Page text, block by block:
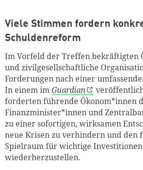
Viele Stimmen fordern
Schuldenreform
Im Vorfeld der Treffen bekräftigten
und zivilgesellschaftliche
Forderungen nach einer
In einem imGuardian
forderten führende Ökonom*innen
Finanzminister*innen und
zu einer sofortigen, wirksamen
neue Krisen zu verhindern und den
Spielraum für wichtige Investitionen
wiederherzustellen.